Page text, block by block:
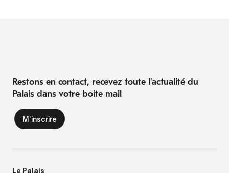
Restons en contact, recevez toute l'actualité du
Palais dans votre boite mail
Le Palais